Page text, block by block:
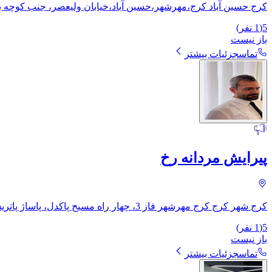
کرج حسین آباد کرج،مهرشهر،حسین آباد،خیابان ولیعصر، جنب کوچه
5
(
1 نفر)
باز نیست
تماسجزئیات بیشتر
پیرایش‌ مردانه رخ‌
کرج شهر کرج کرج مهرشهر فاز 3، چهار راه مسیح پاکدل، پاساژ پاتریس، پیرایش رخ
5
(
1 نفر)
باز نیست
تماسجزئیات بیشتر